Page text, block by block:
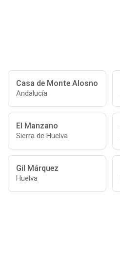
Casa de Monte Alosno
Andalucía
El Manzano
Sierra de Huelva
Gil Márquez
Huelva